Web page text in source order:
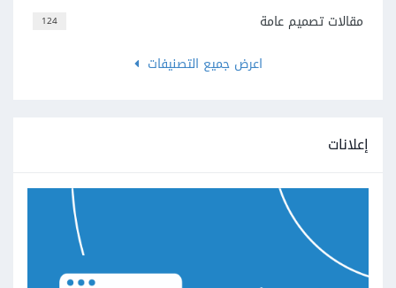
124
مقالات تصميم عامة
اعرض جميع التصنيفات
إعلانات